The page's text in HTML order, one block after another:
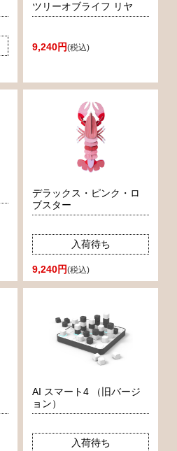
ツリーオブライフ リヤ
9,240円(税込)
デラックス・ピンク・ロ
ブスター
入荷待ち
9,240円(税込)
AI スマート4 （旧バージ
ョン）
入荷待ち